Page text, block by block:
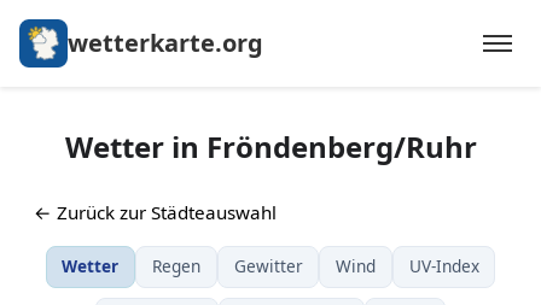
wetterkarte.org
Wetter in Fröndenberg/Ruhr
← Zurück zur Städteauswahl
Wetter Regen Gewitter Wind UV-Index